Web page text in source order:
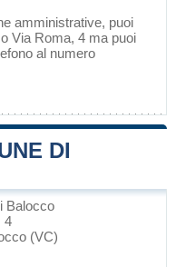
amministrative, puoi
Via Roma, 4 ma puoi
al numero
DI
Balocco
4
(VC)